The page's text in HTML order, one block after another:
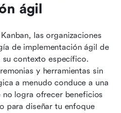
ágil
las organizaciones
de implementación ágil de
su contexto específico.
y herramientas sin
a menudo conduce a una
logra ofrecer beneficios
para diseñar tu enfoque